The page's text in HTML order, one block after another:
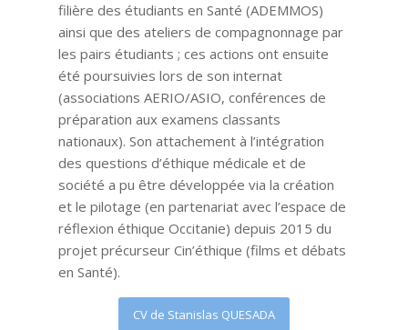
filière des étudiants en Santé (ADEMMOS)
ainsi que des ateliers de compagnonnage par
les pairs étudiants ; ces actions ont ensuite
été poursuivies lors de son internat
(associations AERIO/ASIO, conférences de
préparation aux examens classants
nationaux). Son attachement à l’intégration
des questions d’éthique médicale et de
société a pu être développée via la création
et le pilotage (en partenariat avec l’espace de
réflexion éthique Occitanie) depuis 2015 du
projet précurseur Cin’éthique (films et débats
en Santé).
CV de Stanislas QUESADA